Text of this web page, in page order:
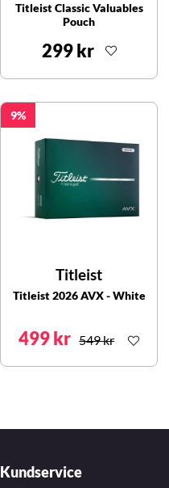
Titleist Classic Valuables
Pouch
299 kr
9
Titleist
Titleist 2026 AVX - White
499 kr 549 kr
Kundservice